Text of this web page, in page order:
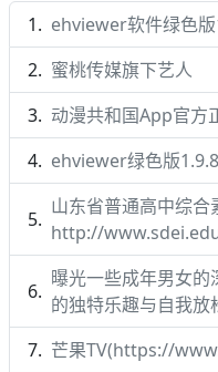
ehviewer软件绿色
蜜桃传媒旗下艺人
动漫共和国App官方
ehviewer绿色版
山东省普通高中综合
http://
曝光一些成年男女
的独特乐趣与自我放
芒果TV(https://